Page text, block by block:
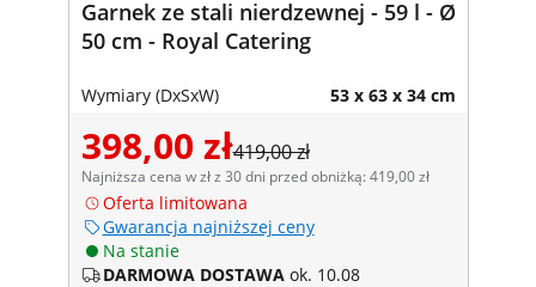
Garnek ze stali nierdzewnej - 59 l - Ø
50 cm - Royal Catering
Wymiary (DxSxW) 53 x 63 x 34 cm
398,00 zł419,00 zł
Najniższa cena w zł z 30 dni przed obniżką: 419,00 zł
Oferta limitowana
Gwarancja najniższej ceny
Na stanie
DARMOWA DOSTAWA ok. 10.08